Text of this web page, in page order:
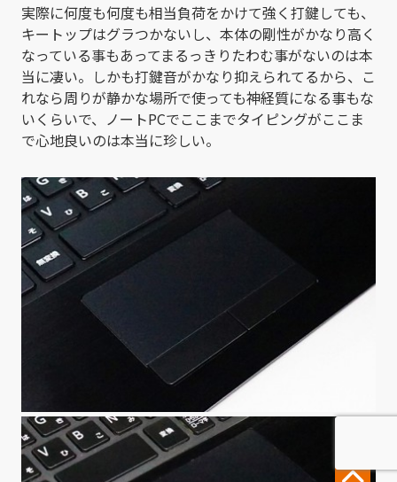
実際に何度も何度も相当負荷をかけて強く打鍵しても、
キートップはグラつかないし、本体の剛性がかなり高く
なっている事もあってまるっきりたわむ事がないのは本
当に凄い。しかも打鍵音がかなり抑えられてるから、こ
れなら周りが静かな場所で使っても神経質になる事もな
いくらいで、ノートPCでここまでタイピングがここま
で心地良いのは本当に珍しい。